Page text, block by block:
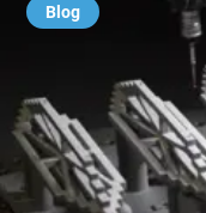
Blog